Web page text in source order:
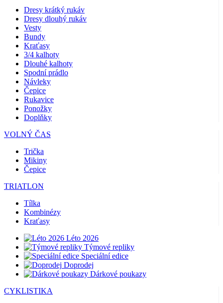
Dresy krátký rukáv
Dresy dlouhý rukáv
Vesty
Bundy
Kraťasy
3/4 kalhoty
Dlouhé kalhoty
Spodní prádlo
Návleky
Čepice
Rukavice
Ponožky
Doplňky
VOLNÝ ČAS
Trička
Mikiny
Čepice
TRIATLON
Tílka
Kombinézy
Kraťasy
Léto 2026
Týmové repliky
Speciální edice
Doprodej
Dárkové poukazy
CYKLISTIKA